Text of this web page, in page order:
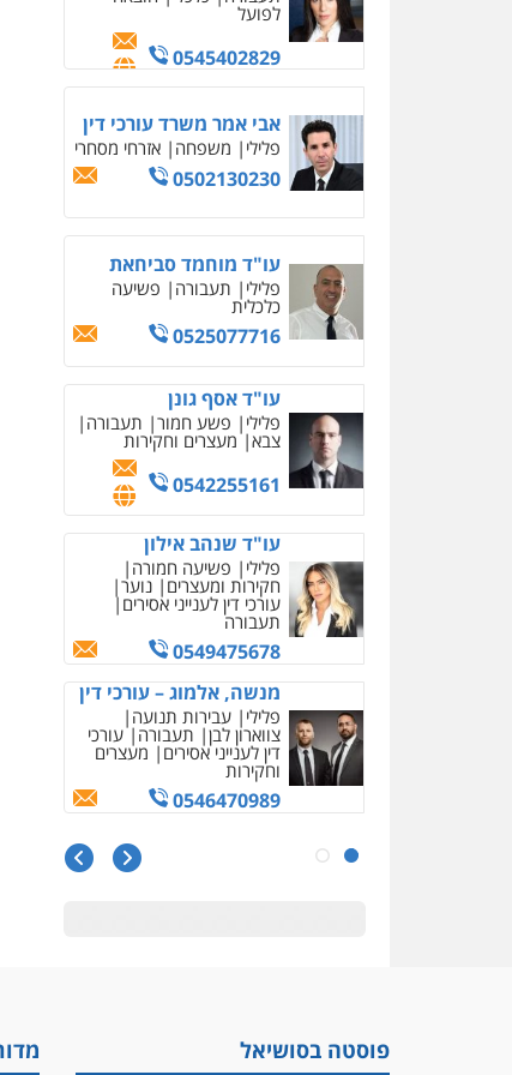
0502130230
עו"ד מוחמד סביחאת
פלילי תעבורה פשיעה
כלכלית
0525077716
עו"ד אסף גונן
פלילי פשע חמור תעבורה
צבא מעצרים וחקירות
0542255161
עו"ד שנהב אילון
פלילי פשיעה חמורה
חקירות ומעצרים נוער
עורכי דין לענייני אסירים
תעבורה
מנשה, אלמוג – עורכי דין
פלילי עבירות תנועה
צווארון לבן תעבורה עורכי
דין לענייני אסירים מעצרים
וחקירות
0546470989
עו"ד פיני פישלר
פלילי תעבורה מח"ש
אזרחי כלכלי
0505234000
תעבורה
לפועל
פוסטה בסושיאל